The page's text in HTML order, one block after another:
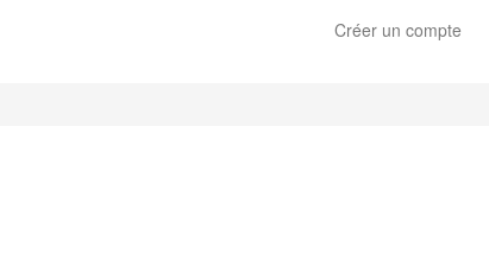
Créer un compte